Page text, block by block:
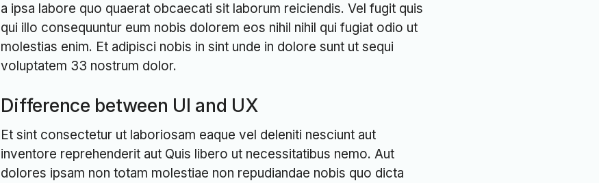
a ipsa labore quo quaerat obcaecati sit laborum reiciendis. Vel fugit quis
qui illo consequuntur eum nobis dolorem eos nihil nihil qui fugiat odio ut
molestias enim. Et adipisci nobis in sint unde in dolore sunt ut sequi
voluptatem 33 nostrum dolor.
Difference between UI and UX
Et sint consectetur ut laboriosam eaque vel deleniti nesciunt aut
inventore reprehenderit aut Quis libero ut necessitatibus nemo. Aut
dolores ipsam non totam molestiae non repudiandae nobis quo dicta